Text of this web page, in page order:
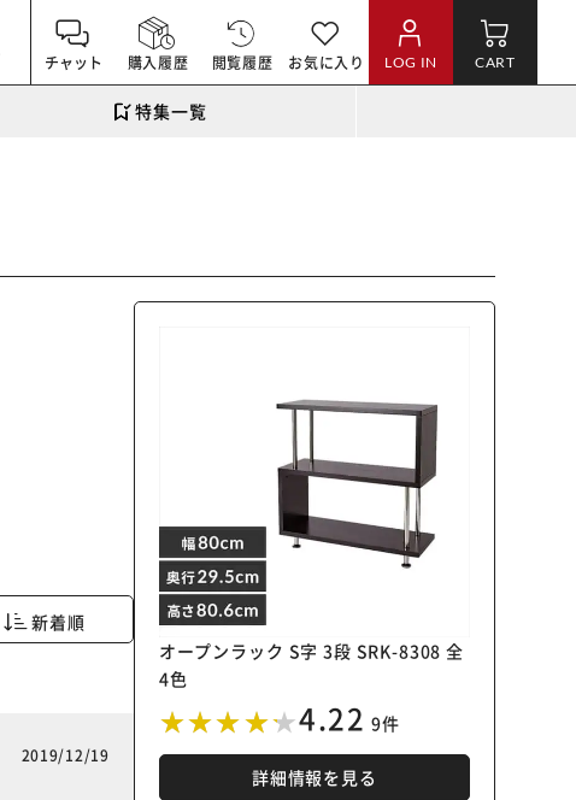
チャット 購入履歴 閲覧履歴 お気に入り LOG IN CART
特集一覧
オープンラック S字 3段 SRK-8308 全
4色
4.22 9件
詳細情報を見る
新着順
2019/12/19